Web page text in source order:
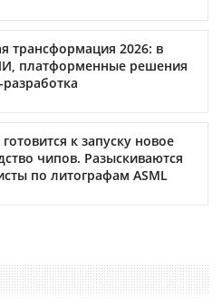
трансформация 2026: в
платформенные решения
к запуску новое
чипов. Разыскиваются
по литографам ASML